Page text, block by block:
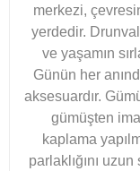
merkezi,
yerdedir.
ve yaşamın
Günün her
aksesuardır.
gümüşten
kaplama
parlaklığını